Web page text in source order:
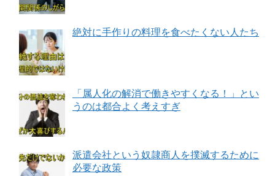
絶対に手作りの料理を食べたくない人たち
「属人化の解消で働きやすくなる！」とい
うのは都合よく考えすぎ
派遣会社という奴隷商人を撲滅するために
必要な政策